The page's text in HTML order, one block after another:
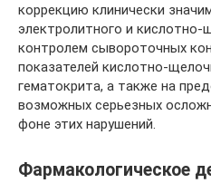
коррекцию клинически
электролитного и
контролем сывороточных
показателей кислотно-
гематокрита, а также на
возможных серьезных
фоне этих нарушений.
Фармакологическое